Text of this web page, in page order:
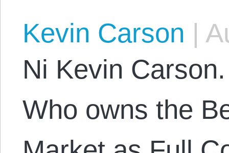
Kevin Carson |
Ni Kevin
Who owns the